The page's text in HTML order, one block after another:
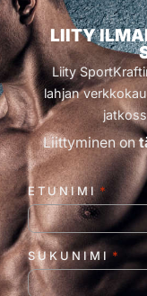
LIITY
Liity
lahjan
Liittyminen on
ETUNIMI *
SUKUNIMI *